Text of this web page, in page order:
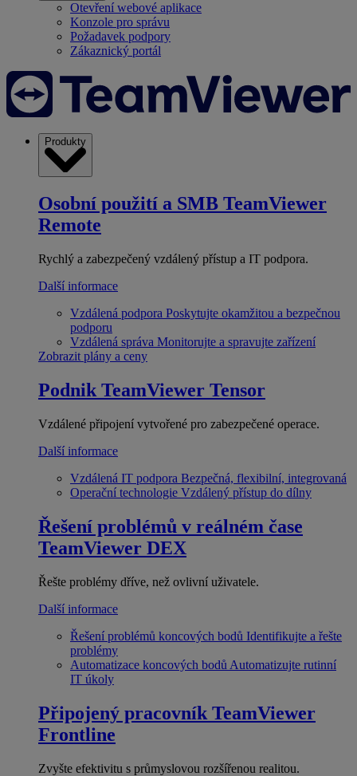
Otevření webové aplikace
Konzole pro správu
Požadavek podpory
Zákaznický portál
Produkty
Osobní použití a SMB TeamViewer
Remote
Rychlý a zabezpečený vzdálený přístup a IT podpora.
Další informace
Vzdálená podpora Poskytujte okamžitou a bezpečnou
podporu
Vzdálená správa Monitorujte a spravujte zařízení
Zobrazit plány a ceny
Podnik TeamViewer Tensor
Vzdálené připojení vytvořené pro zabezpečené operace.
Další informace
Vzdálená IT podpora Bezpečná, flexibilní, integrovaná
Operační technologie Vzdálený přístup do dílny
Řešení problémů v reálném čase
TeamViewer DEX
Řešte problémy dříve, než ovlivní uživatele.
Další informace
Řešení problémů koncových bodů Identifikujte a řešte
problémy
Automatizace koncových bodů Automatizujte rutinní
IT úkoly
Připojený pracovník TeamViewer
Frontline
Zvyšte efektivitu s průmyslovou rozšířenou realitou.